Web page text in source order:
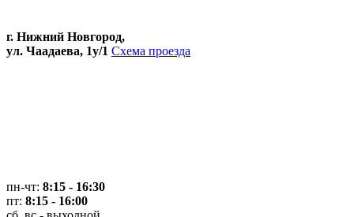
г. Нижний Новгород,
ул. Чаадаева, 1у/1 Схема проезда
пн-чт: 8:15 - 16:30
пт: 8:15 - 16:00